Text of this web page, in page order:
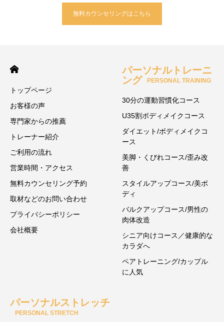
無料カウンセリングはこちら
トップページ
お客様の声
専門家からの推薦
トレーナー紹介
ご利用の流れ
営業時間・アクセス
無料カウンセリング予約
取材などのお問い合わせ
プライバシーポリシー
会社概要
パーソナルトレーニ
ング
PERSONAL TRAINING
30分の運動習慣化コース
U35割ボディメイクコース
ダイエット/ボディメイクコ
ース
美脚・くびれコース/歪み改
善
スタイルアップコース/美ボ
ディ
バルクアップコース/男性の
肉体改造
シニア向けコース／健康的な
カラダへ
ペアトレーニング/カップル
に人気
パーソナルストレッチ
PERSONAL STRETCH